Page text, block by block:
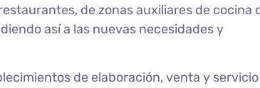
de zonas auxiliares de cocina
así a las nuevas necesidades y
de elaboración, venta y